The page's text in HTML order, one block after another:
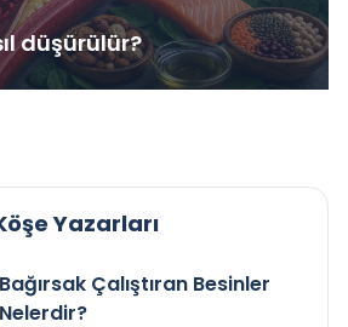
düşürülür?
Yazarları
Bağırsak Çalıştıran Besinler
Nelerdir?